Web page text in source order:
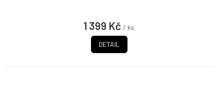
1 399 Kč / ks
DETAIL